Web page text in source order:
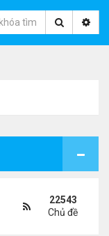
22543
Chủ đề